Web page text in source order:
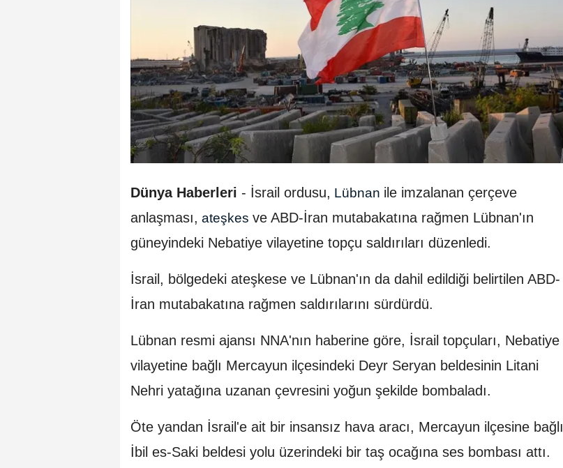
Dünya Haberleri - İsrail ordusu, Lübnan ile imzalanan çerçeve
anlaşması, ateşkes ve ABD-İran mutabakatına rağmen Lübnan'ın
güneyindeki Nebatiye vilayetine topçu saldırıları düzenledi.
İsrail, bölgedeki ateşkese ve Lübnan'ın da dahil edildiği belirtilen ABD-
İran mutabakatına rağmen saldırılarını sürdürdü.
Lübnan resmi ajansı NNA'nın haberine göre, İsrail topçuları, Nebatiye
vilayetine bağlı Mercayun ilçesindeki Deyr Seryan beldesinin Litani
Nehri yatağına uzanan çevresini yoğun şekilde bombaladı.
Öte yandan İsrail'e ait bir insansız hava aracı, Mercayun ilçesine bağlı
İbil es-Saki beldesi yolu üzerindeki bir taş ocağına ses bombası attı.